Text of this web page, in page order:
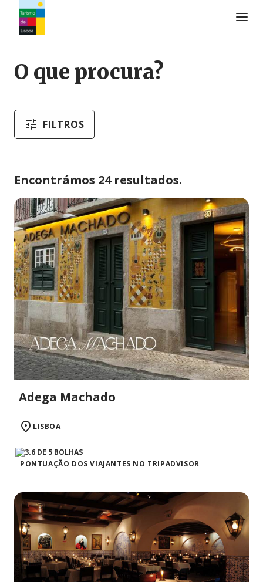
O que procura?
FILTROS
Encontrámos 24 resultados.
Adega Machado
LISBOA
PONTUAÇÃO DOS VIAJANTES NO TRIPADVISOR